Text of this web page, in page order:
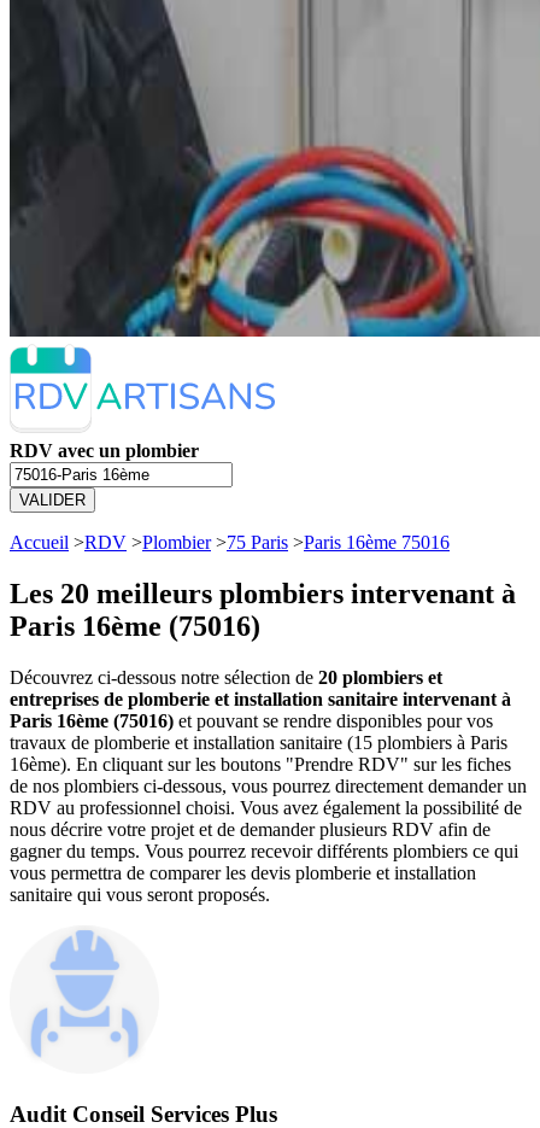
RDV avec un plombier
VALIDER
Accueil >RDV >Plombier>75 Paris >Paris 16ème 75016
Les 20 meilleurs plombiers intervenant à
Paris 16ème (75016)
Découvrez ci-dessous notre sélection de 20 plombiers et
entreprises de plomberie et installation sanitaire intervenant à
Paris 16ème (75016) et pouvant se rendre disponibles pour vos
travaux de plomberie et installation sanitaire (15 plombiers à Paris
16ème). En cliquant sur les boutons "Prendre RDV" sur les fiches
de nos plombiers ci-dessous, vous pourrez directement demander un
RDV au professionnel choisi. Vous avez également la possibilité de
nous décrire votre projet et de demander plusieurs RDV afin de
gagner du temps. Vous pourrez recevoir différents plombiers ce qui
vous permettra de comparer les devis plomberie et installation
sanitaire qui vous seront proposés.
Audit Conseil Services Plus